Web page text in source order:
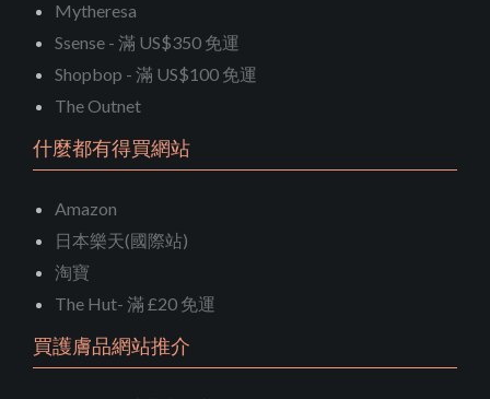
Mytheresa
Ssense - 滿 US$350 免運
Shopbop - 滿 US$100 免運
The Outnet
什麼都有得買網站
Amazon
日本樂天(國際站)
淘寶
The Hut- 滿 £20 免運
買護膚品網站推介